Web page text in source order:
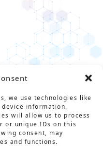
we use technologies like
information.
will allow us to process
or unique IDs on this
consent, may
and functions.
About UsCareer
ライバシーポリシー
商取引法に基づく表記